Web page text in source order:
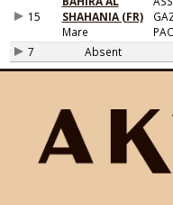
15
SHAHANIA (FR)
Mare
7 Absent